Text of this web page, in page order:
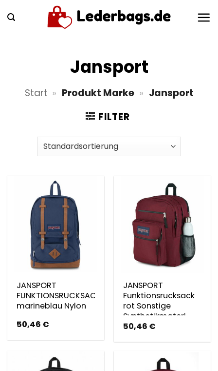
Inhalt
Jansport
Start » Produkt Marke » Jansport
FILTER
JANSPORT
FUNKTIONSRUCKSACK
marineblau Nylon
50,46 €
JANSPORT
Funktionsrucksack
rot Sonstige
Synthetikmateri
50,46 €